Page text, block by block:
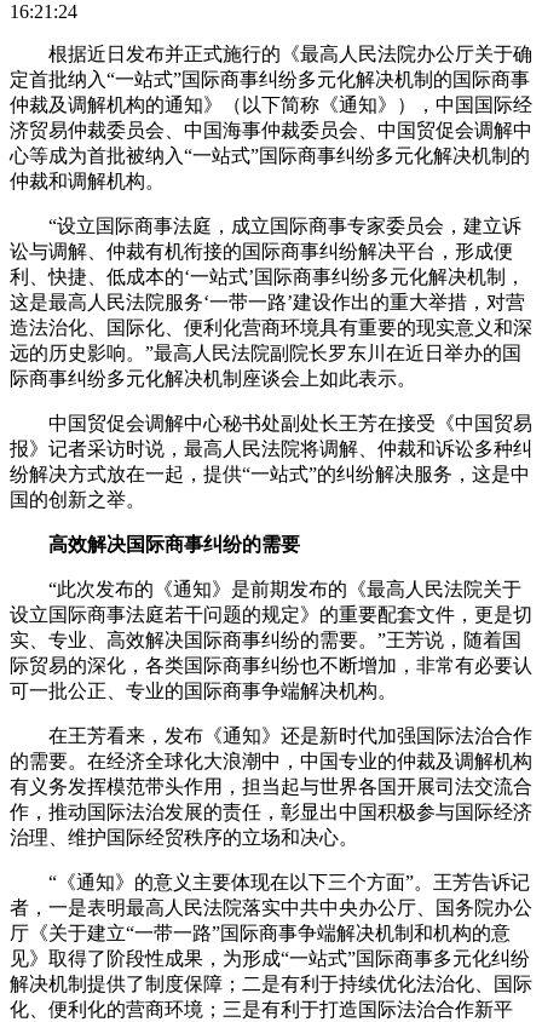
16:21:24
根据近日发布并正式施行的《最高人民法院办公厅关于确
定首批纳入“一站式”国际商事纠纷多元化解决机制的国际商事
仲裁及调解机构的通知》（以下简称《通知》），中国国际经
济贸易仲裁委员会、中国海事仲裁委员会、中国贸促会调解中
心等成为首批被纳入“一站式”国际商事纠纷多元化解决机制的
仲裁和调解机构。
“设立国际商事法庭，成立国际商事专家委员会，建立诉
讼与调解、仲裁有机衔接的国际商事纠纷解决平台，形成便
利、快捷、低成本的‘一站式’国际商事纠纷多元化解决机制，
这是最高人民法院服务‘一带一路’建设作出的重大举措，对营
造法治化、国际化、便利化营商环境具有重要的现实意义和深
远的历史影响。”最高人民法院副院长罗东川在近日举办的国
际商事纠纷多元化解决机制座谈会上如此表示。
中国贸促会调解中心秘书处副处长王芳在接受《中国贸易
报》记者采访时说，最高人民法院将调解、仲裁和诉讼多种纠
纷解决方式放在一起，提供“一站式”的纠纷解决服务，这是中
国的创新之举。
高效解决国际商事纠纷的需要
“此次发布的《通知》是前期发布的《最高人民法院关于
设立国际商事法庭若干问题的规定》的重要配套文件，更是切
实、专业、高效解决国际商事纠纷的需要。”王芳说，随着国
际贸易的深化，各类国际商事纠纷也不断增加，非常有必要认
可一批公正、专业的国际商事争端解决机构。
在王芳看来，发布《通知》还是新时代加强国际法治合作
的需要。在经济全球化大浪潮中，中国专业的仲裁及调解机构
有义务发挥模范带头作用，担当起与世界各国开展司法交流合
作，推动国际法治发展的责任，彰显出中国积极参与国际经济
治理、维护国际经贸秩序的立场和决心。
“《通知》的意义主要体现在以下三个方面”。王芳告诉记
者，一是表明最高人民法院落实中共中央办公厅、国务院办公
厅《关于建立“一带一路”国际商事争端解决机制和机构的意
见》取得了阶段性成果，为形成“一站式”国际商事多元化纠纷
解决机制提供了制度保障；二是有利于持续优化法治化、国际
化、便利化的营商环境；三是有利于打造国际法治合作新平